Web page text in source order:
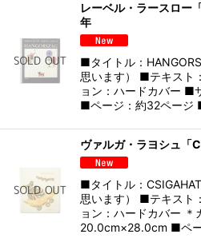
レーベル・ラースロー
年
■タイトル：
思います） ■テキスト
ョン：ハードカバー
■ページ：約32ペー
ヴァルガ・ラヨシュ「
■タイトル：
思います） ■テキスト
ョン：ハードカバー
20.0cm×28.0cm ■ペ